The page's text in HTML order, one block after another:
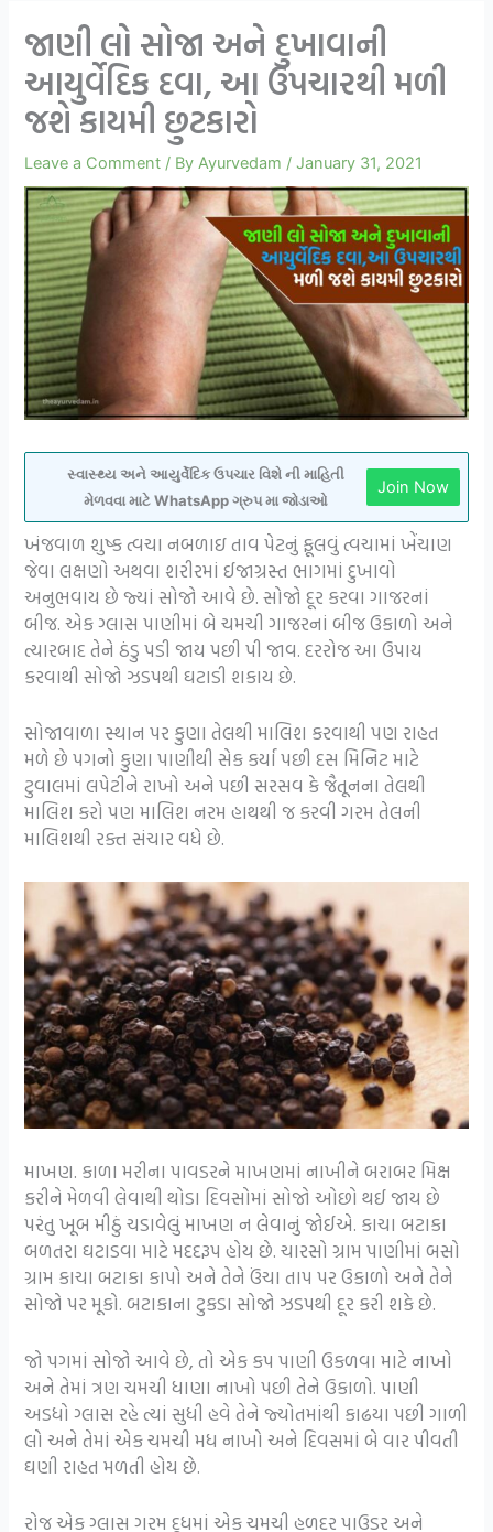
જાણી લો સોજા અને દુખાવાની
આયુર્વેદિક દવા, આ ઉપચારથી મળી
જશે કાયમી છુટકારો
Leave a Comment / ByAyurvedam /January 31, 2021
સ્વાસ્થ્ય અને આયુર્વેદિક ઉપચાર વિશે ની માહિતી
મેળવવા માટે WhatsApp ગ્રુપ મા જોડાઓ
Join Now
ખંજવાળ શુષ્ક ત્વચા નબળાઇ તાવ પેટનું ફૂલવું ત્વચામાં ખેંચાણ
જેવા લક્ષણો અથવા શરીરમાં ઈજાગ્રસ્ત ભાગમાં દુખાવો
અનુભવાય છે જ્યાં સોજો આવે છે. સોજો દૂર કરવા ગાજરનાં
બીજ. એક ગ્લાસ પાણીમાં બે ચમચી ગાજરનાં બીજ ઉકાળો અને
ત્યારબાદ તેને ઠંડુ પડી જાય પછી પી જાવ. દરરોજ આ ઉપાય
કરવાથી સોજો ઝડપથી ઘટાડી શકાય છે.
સોજાવાળા સ્થાન પર કુણા તેલથી માલિશ કરવાથી પણ રાહત
મળે છે પગનો કુણા પાણીથી સેક કર્યા પછી દસ મિનિટ માટે
ટુવાલમાં લપેટીને રાખો અને પછી સરસવ કે જૈતૂનના તેલથી
માલિશ કરો પણ માલિશ નરમ હાથથી જ કરવી ગરમ તેલની
માલિશથી રક્ત સંચાર વધે છે.
માખણ. કાળા મરીના પાવડરને માખણમાં નાખીને બરાબર મિક્ષ
કરીને મેળવી લેવાથી થોડા દિવસોમાં સોજો ઓછો થઈ જાય છે
પરંતુ ખૂબ મીઠું ચડાવેલું માખણ ન લેવાનું જોઈએ. કાચા બટાકા
બળતરા ઘટાડવા માટે મદદરૂપ હોય છે. ચારસો ગ્રામ પાણીમાં બસો
ગ્રામ કાચા બટાકા કાપો અને તેને ઉંચા તાપ પર ઉકાળો અને તેને
સોજો પર મૂકો. બટાકાના ટુકડા સોજો ઝડપથી દૂર કરી શકે છે.
જો પગમાં સોજો આવે છે, તો એક કપ પાણી ઉકળવા માટે નાખો
અને તેમાં ત્રણ ચમચી ધાણા નાખો પછી તેને ઉકાળો. પાણી
અડધો ગ્લાસ રહે ત્યાં સુધી હવે તેને જ્યોતમાંથી કાઢયા પછી ગાળી
લો અને તેમાં એક ચમચી મધ નાખો અને દિવસમાં બે વાર પીવતી
ઘણી રાહત મળતી હોય છે.
રોજ એક ગ્લાસ ગરમ દૂધમાં એક ચમચી હળદર પાઉડર અને